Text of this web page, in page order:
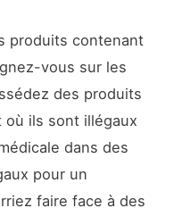
produits contenant
vous sur les
des produits
où ils sont illégaux
dans des
pour un
faire face à des